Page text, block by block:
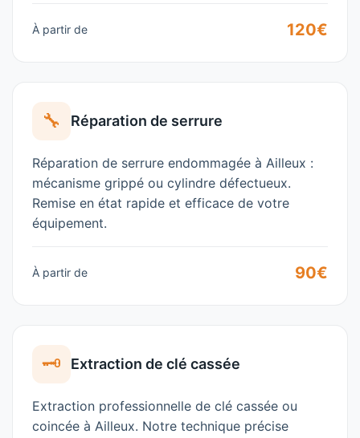
À partir de 120€
🔧 Réparation de serrure
Réparation de serrure endommagée à Ailleux :
mécanisme grippé ou cylindre défectueux.
Remise en état rapide et efficace de votre
équipement.
À partir de 90€
🗝️ Extraction de clé cassée
Extraction professionnelle de clé cassée ou
coincée à Ailleux. Notre technique précise